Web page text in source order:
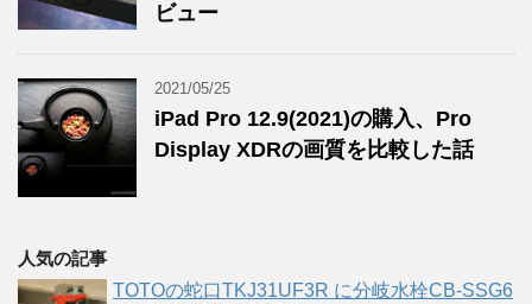
ビュー
2021/05/25
iPad Pro 12.9(2021)の購入、Pro
Display XDRの画質を比較した話
人気の記事
TOTOの蛇口TKJ31UF3R に分岐水栓CB-SSG6